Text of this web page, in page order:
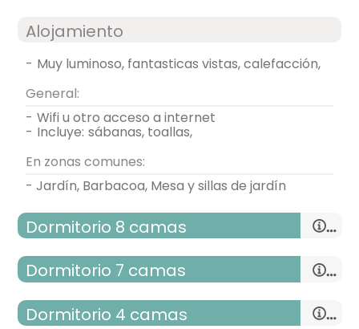
Alojamiento
-
muy luminoso, fantasticas vistas, calefacción,
General:
-
wifi u otro acceso a internet
- incluye: sábanas, toallas,
En zonas comunes:
- Jardín, Barbacoa, Mesa y sillas de jardín
Dormitorio 8 camas
Dormitorio 7 camas
Dormitorio 4 camas